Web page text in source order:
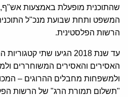
שהתוכנית מופעלת באמצעות אש"ף,
המשפט ותחת שבועת מנכ"ל
הרשות הפלסטינית.
עד שנת 2018 הגיעו שתי
האסירים והאסירים המשוחררים
ולמשפחות מחבלים ההרוגים –